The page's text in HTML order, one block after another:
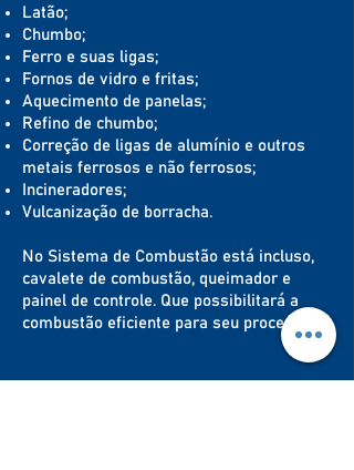
Latão;
Chumbo;
Ferro e suas ligas;
Fornos de vidro e fritas;
Aquecimento de panelas;
Refino de chumbo;
Correção de ligas de alumínio e outros
metais ferrosos e não ferrosos;
Incineradores;
Vulcanização de borracha.
No Sistema de Combustão está incluso,
cavalete de combustão, queimador e
painel de controle. Que possibilitará a
combustão eficiente para seu processo.